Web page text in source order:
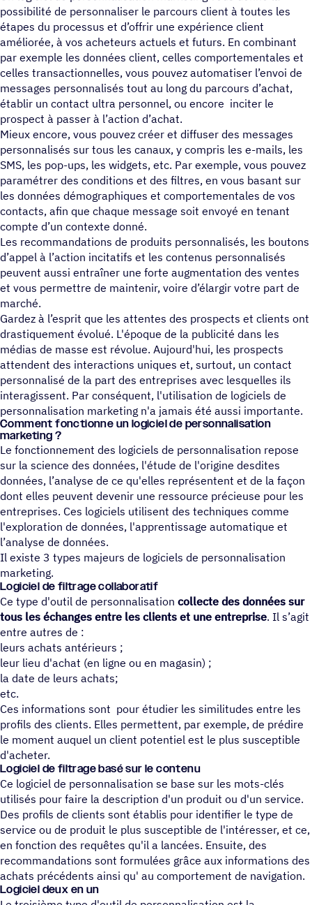
possibilité de personnaliser le parcours client à toutes les
étapes du processus et d’offrir une expérience client
améliorée, à vos acheteurs actuels et futurs. En combinant
par exemple les données client, celles comportementales et
celles transactionnelles, vous pouvez automatiser l’envoi de
messages personnalisés tout au long du parcours d’achat,
établir un contact ultra personnel, ou encore inciter le
prospect à passer à l’action d’achat.
Mieux encore, vous pouvez créer et diffuser des messages
personnalisés sur tous les canaux, y compris les e-mails, les
SMS, les pop-ups, les widgets, etc. Par exemple, vous pouvez
paramétrer des conditions et des filtres, en vous basant sur
les données démographiques et comportementales de vos
contacts, afin que chaque message soit envoyé en tenant
compte d’un contexte donné.
Les recommandations de produits personnalisés, les boutons
d’appel à l’action incitatifs et les contenus personnalisés
peuvent aussi entraîner une forte augmentation des ventes
et vous permettre de maintenir, voire d’élargir votre part de
marché.
Gardez à l’esprit que les attentes des prospects et clients ont
drastiquement évolué. L'époque de la publicité dans les
médias de masse est révolue. Aujourd'hui, les prospects
attendent des interactions uniques et, surtout, un contact
personnalisé de la part des entreprises avec lesquelles ils
interagissent. Par conséquent, l'utilisation de logiciels de
personnalisation marketing n'a jamais été aussi importante.
Comment fonc­tionne un logi­ciel de personnalisation
marketing ?
Le fonctionnement des logiciels de personnalisation repose
sur la science des données, l'étude de l'origine desdites
données, l’analyse de ce qu'elles représentent et de la façon
dont elles peuvent devenir une ressource précieuse pour les
entreprises. Ces logiciels utilisent des techniques comme
l'exploration de données, l'apprentissage automatique et
l’analyse de données.
Il existe 3 types majeurs de logiciels de personnalisation
marketing.
Logiciel de filtrage collaboratif
Ce type d'outil de personnalisation collecte des données sur
tous les échanges entre les clients et une entreprise. Il s’agit
entre autres de :
leurs achats antérieurs ;
leur lieu d'achat (en ligne ou en magasin) ;
la date de leurs achats;
etc.
Ces informations sont pour étudier les similitudes entre les
profils des clients. Elles permettent, par exemple, de prédire
le moment auquel un client potentiel est le plus susceptible
d'acheter.
Logiciel de filtrage basé sur le contenu
Ce logiciel de personnalisation se base sur les mots-clés
utilisés pour faire la description d'un produit ou d'un service.
Des profils de clients sont établis pour identifier le type de
service ou de produit le plus susceptible de l'intéresser, et ce,
en fonction des requêtes qu'il a lancées. Ensuite, des
recommandations sont formulées grâce aux informations des
achats précédents ainsi qu' au comportement de navigation.
Logiciel deux en un